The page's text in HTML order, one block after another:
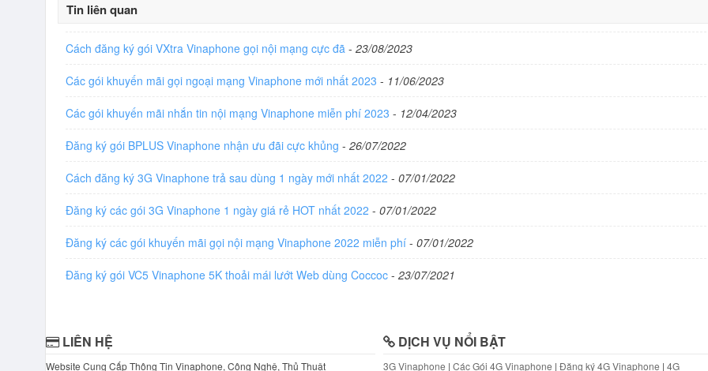
Tin liên quan
Cách đăng ký gói VXtra Vinaphone gọi nội mạng cực đã - 23/08/2023
Các gói khuyến mãi gọi ngoại mạng Vinaphone mới nhất 2023 - 11/06/2023
Các gói khuyến mãi nhắn tin nội mạng Vinaphone miễn phí 2023 - 12/04/2023
Đăng ký gói BPLUS Vinaphone nhận ưu đãi cực khủng - 26/07/2022
Cách đăng ký 3G Vinaphone trả sau dùng 1 ngày mới nhất 2022 - 07/01/2022
Đăng ký các gói 3G Vinaphone 1 ngày giá rẻ HOT nhất 2022 - 07/01/2022
Đăng ký các gói khuyến mãi gọi nội mạng Vinaphone 2022 miễn phí - 07/01/2022
Đăng ký gói VC5 Vinaphone 5K thoải mái lướt Web dùng Coccoc - 23/07/2021
LIÊN HỆ
Website Cung Cấp Thông Tin Vinaphone, Công Nghệ, Thủ Thuật
DỊCH VỤ NỔI BẬT
3G Vinaphone | Các Gói 4G Vinaphone | Đăng ký 4G Vinaphone | 4G